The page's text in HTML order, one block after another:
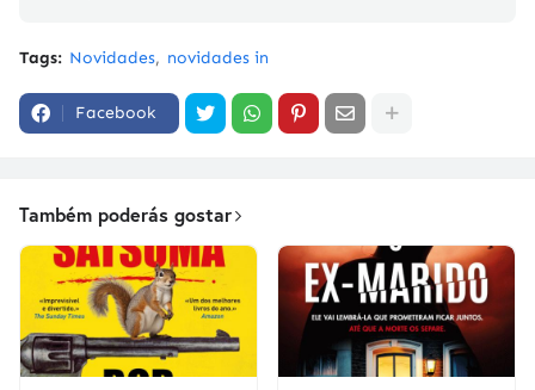
Tags: Novidades novidades in
Facebook
Também poderás gostar